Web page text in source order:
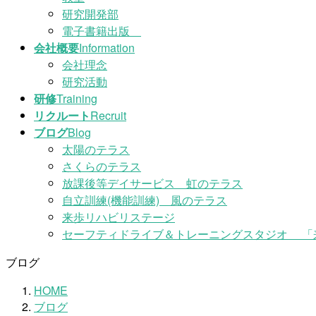
研究開発部
電子書籍出版
会社概要Information
会社理念
研究活動
研修Training
リクルートRecruit
ブログBlog
太陽のテラス
さくらのテラス
放課後等デイサービス 虹のテラス
自立訓練(機能訓練) 風のテラス
来歩リハビリステージ
セーフティドライブ＆トレーニングスタジオ 「
ブログ
HOME
ブログ